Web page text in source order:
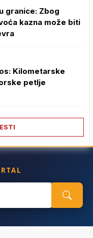
granice: Zbog
kazna može biti
Kilometarske
petlje